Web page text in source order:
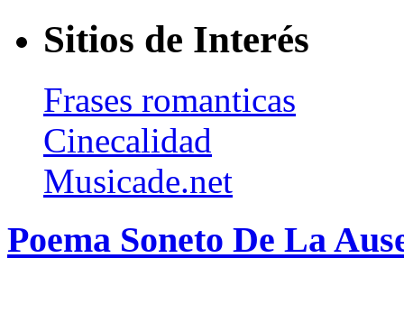
Sitios de Interés
Frases romanticas
Cinecalidad
Musicade.net
Poema Soneto De La